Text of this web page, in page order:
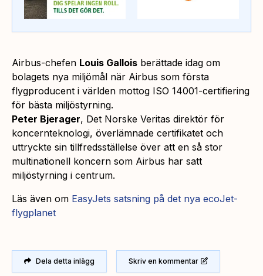
Airbus-chefen Louis Gallois berättade idag om
bolagets nya miljömål när Airbus som första
flygproducent i världen mottog ISO 14001-certifiering
för bästa miljöstyrning.
Peter Bjerager, Det Norske Veritas direktör för
koncernteknologi, överlämnade certifikatet och
uttryckte sin tillfredsställelse över att en så stor
multinationell koncern som Airbus har satt
miljöstyrning i centrum.
Läs även om EasyJets satsning på det nya ecoJet-
flygplanet
Dela detta inlägg Skriv en kommentar